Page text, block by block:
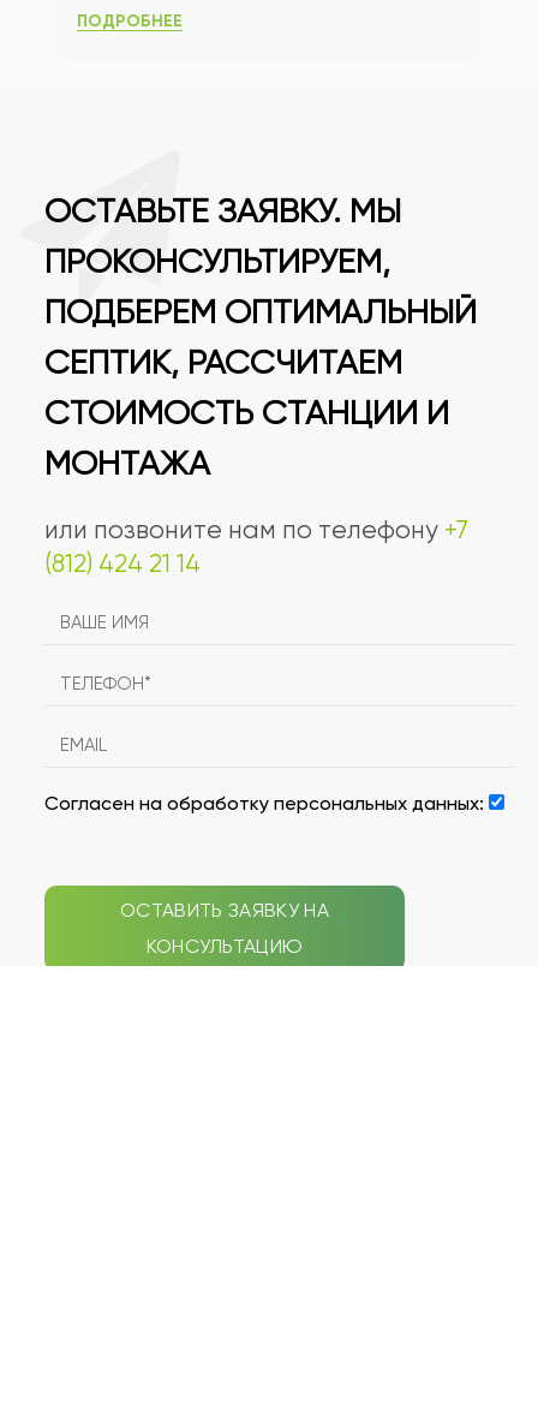
ПОДРОБНЕЕ
ОСТАВЬТЕ ЗАЯВКУ. МЫ
ПРОКОНСУЛЬТИРУЕМ,
ПОДБЕРЕМ ОПТИМАЛЬНЫЙ
СЕПТИК, РАССЧИТАЕМ
СТОИМОСТЬ СТАНЦИИ И
МОНТАЖА
или позвоните нам по телефону +7
(812) 424 21 14
Согласен на обработку персональных данных:
ОСТАВИТЬ ЗАЯВКУ НА
КОНСУЛЬТАЦИЮ